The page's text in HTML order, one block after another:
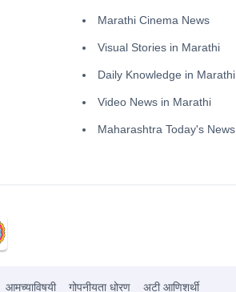
Marathi Cinema News
Visual Stories in Marathi
Daily Knowledge in Marathi
Video News in Marathi
Maharashtra Today's News
आमच्याविषयी गोपनीयता धोरण अटी आणिशर्थी